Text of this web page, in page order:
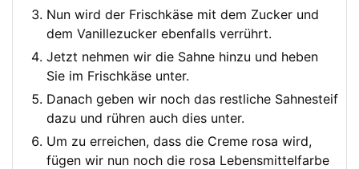
Nun wird der Frischkäse mit dem Zucker und
dem Vanillezucker ebenfalls verrührt.
Jetzt nehmen wir die Sahne hinzu und heben
Sie im Frischkäse unter.
Danach geben wir noch das restliche Sahnesteif
dazu und rühren auch dies unter.
Um zu erreichen, dass die Creme rosa wird,
fügen wir nun noch die rosa Lebensmittelfarbe